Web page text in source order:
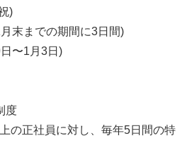
)
末までの期間に3日間)
〜1月3日)
度
の正社員に対し、毎年5日間の特